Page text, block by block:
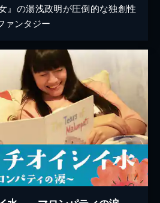
』の湯浅政明が圧倒的な独創性
ァンタジー